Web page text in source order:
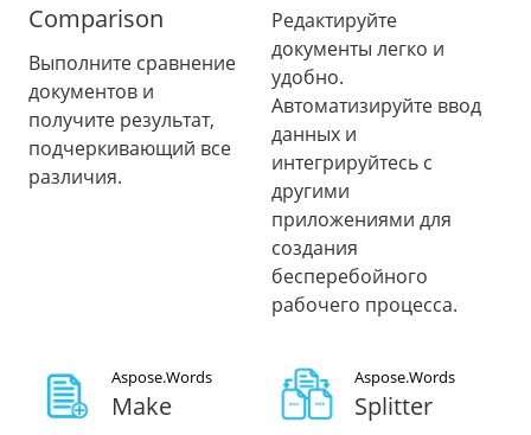
Comparison
Выполните сравнение
документов и
получите результат,
подчеркивающий все
различия.
Редактируйте
документы легко и
удобно.
Автоматизируйте ввод
данных и
интегрируйтесь с
другими
приложениями для
создания
бесперебойного
рабочего процесса.
Aspose.Words
Make
Aspose.Words
Splitter